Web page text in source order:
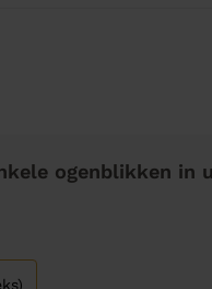
ogenblikken in